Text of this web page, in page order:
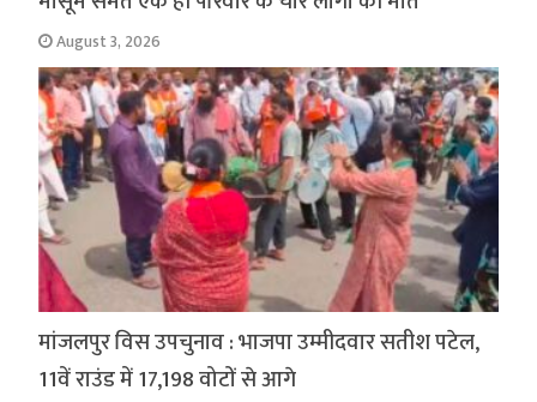
August 3, 2026
मांजलपुर विस उपचुनाव : भाजपा उम्मीदवार सतीश पटेल,
11वें राउंड में 17,198 वोटों से आगे